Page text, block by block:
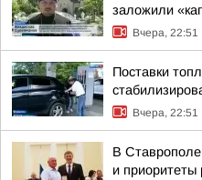
заложили
Вчера, 22:51
Поставки
Вчера, 22:51
В
и приоритеты